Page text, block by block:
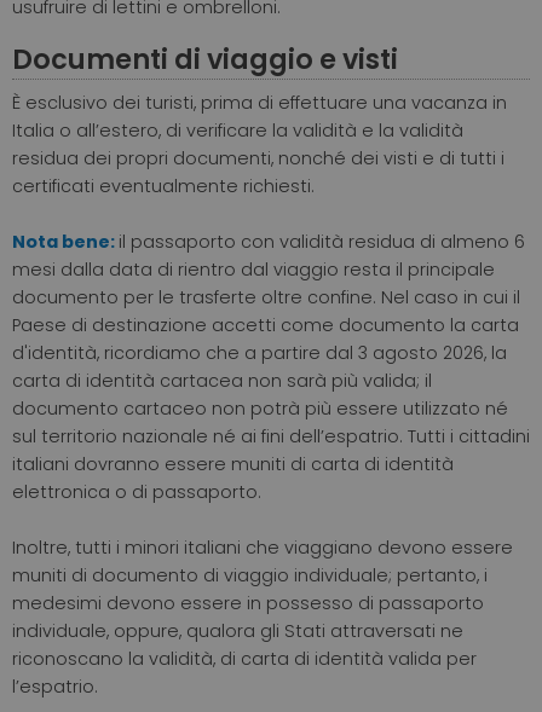
usufruire di lettini e ombrelloni.
Documenti di viaggio e visti
È esclusivo dei turisti, prima di effettuare una vacanza in
Italia o all’estero, di verificare la validità e la validità
residua dei propri documenti, nonché dei visti e di tutti i
certificati eventualmente richiesti.
Nota bene: il passaporto con validità residua di almeno 6
mesi dalla data di rientro dal viaggio resta il principale
documento per le trasferte oltre confine. Nel caso in cui il
Paese di destinazione accetti come documento la carta
d'identità, ricordiamo che a partire dal 3 agosto 2026, la
carta di identità cartacea non sarà più valida; il
documento cartaceo non potrà più essere utilizzato né
sul territorio nazionale né ai fini dell’espatrio. Tutti i cittadini
italiani dovranno essere muniti di carta di identità
elettronica o di passaporto.
Inoltre, tutti i minori italiani che viaggiano devono essere
muniti di documento di viaggio individuale; pertanto, i
medesimi devono essere in possesso di passaporto
individuale, oppure, qualora gli Stati attraversati ne
riconoscano la validità, di carta di identità valida per
l’espatrio.